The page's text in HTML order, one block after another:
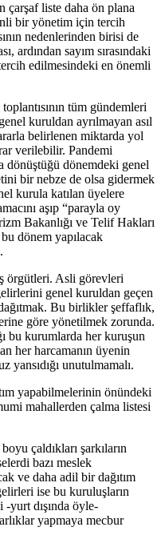
çarşaf liste daha ön plana
bir yönetim için tercih
nedenlerinden birisi de
ardından sayım sırasındaki
edilmesindeki en önemli
tüm gündemleri
kuruldan ayrılmayan asıl
belirlenen miktarda yol
verilebilir. Pandemi
dönemdeki genel
bir nebze de olsa gidermek
kurula katılan üyelere
aşıp “parayla oy
Bakanlığı ve Telif Hakları
dönem yapılacak
örgütleri. Asli görevleri
genel kuruldan geçen
Bu birlikler şeffaflık,
göre yönetilmek zorunda.
bu kurumlarda her kuruşun
her harcamanın üyenin
yansıdığı unutulmamalı.
yapabilmelerinin önündeki
mahallerden çalma listesi
çaldıkları şarkıların
bazı meslek
ve daha adil bir dağıtım
ise bu kuruluşların
yurt dışında öyle-
yapmaya mecbur